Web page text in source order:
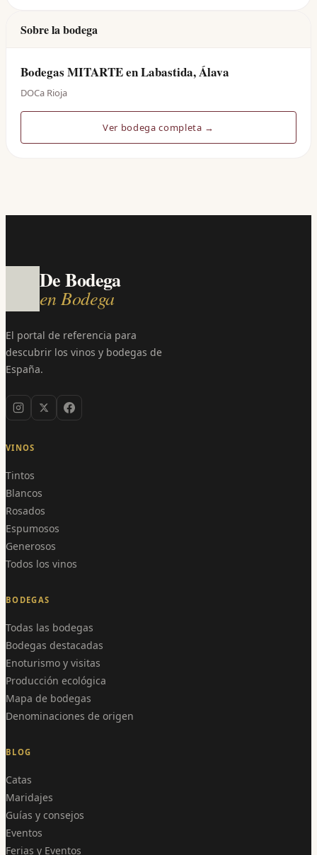
Sobre la bodega
Bodegas MITARTE en Labastida, Álava
DOCa Rioja
Ver bodega completa →
De Bodega
en Bodega
El portal de referencia para
descubrir los vinos y bodegas de
España.
VINOS
Tintos
Blancos
Rosados
Espumosos
Generosos
Todos los vinos
BODEGAS
Todas las bodegas
Bodegas destacadas
Enoturismo y visitas
Producción ecológica
Mapa de bodegas
Denominaciones de origen
BLOG
Catas
Maridajes
Guías y consejos
Eventos
Ferias y Eventos